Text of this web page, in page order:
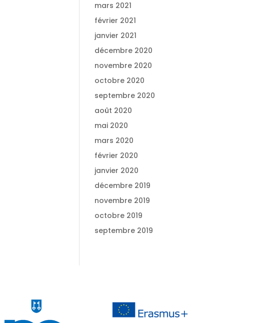
mars 2021
février 2021
janvier 2021
décembre 2020
novembre 2020
octobre 2020
septembre 2020
août 2020
mai 2020
mars 2020
février 2020
janvier 2020
décembre 2019
novembre 2019
octobre 2019
septembre 2019